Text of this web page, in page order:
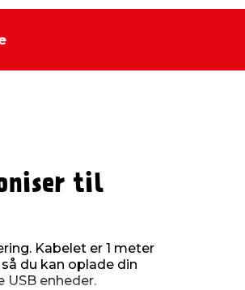
til
Kabelet er 1 meter
du kan oplade din
enheder.